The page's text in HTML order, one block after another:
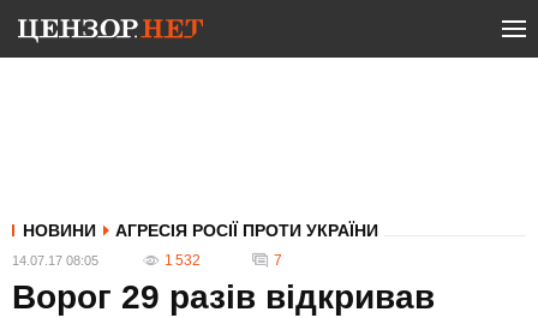
НОВИНИ АГРЕСІЯ РОСІЇ ПРОТИ УКРАЇНИ
14.07.17 08:05 1 532 7
Ворог 29 разів відкривав